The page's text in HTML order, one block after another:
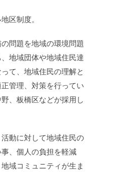
区制度。
問題を地域の環境問題
地域団体や地域住民達
て、地域住民の理解と
管理、対策を行ってい
、板橋区などが採用し
動に対して地域住民の
、個人の負担を軽減
域コミュニティが生ま